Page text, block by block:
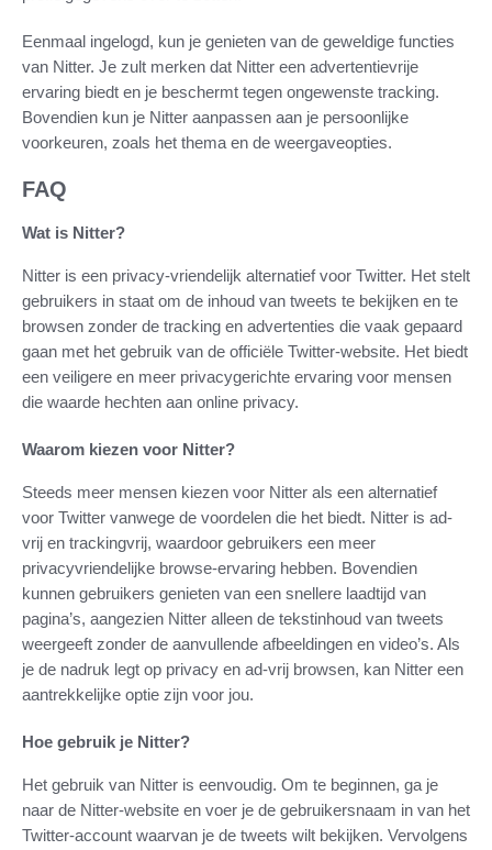
Eenmaal ingelogd, kun je genieten van de geweldige functies
van Nitter. Je zult merken dat Nitter een advertentievrije
ervaring biedt en je beschermt tegen ongewenste tracking.
Bovendien kun je Nitter aanpassen aan je persoonlijke
voorkeuren, zoals het thema en de weergaveopties.
FAQ
Wat is Nitter?
Nitter is een privacy-vriendelijk alternatief voor Twitter. Het stelt
gebruikers in staat om de inhoud van tweets te bekijken en te
browsen zonder de tracking en advertenties die vaak gepaard
gaan met het gebruik van de officiële Twitter-website. Het biedt
een veiligere en meer privacygerichte ervaring voor mensen
die waarde hechten aan online privacy.
Waarom kiezen voor Nitter?
Steeds meer mensen kiezen voor Nitter als een alternatief
voor Twitter vanwege de voordelen die het biedt. Nitter is ad-
vrij en trackingvrij, waardoor gebruikers een meer
privacyvriendelijke browse-ervaring hebben. Bovendien
kunnen gebruikers genieten van een snellere laadtijd van
pagina’s, aangezien Nitter alleen de tekstinhoud van tweets
weergeeft zonder de aanvullende afbeeldingen en video’s. Als
je de nadruk legt op privacy en ad-vrij browsen, kan Nitter een
aantrekkelijke optie zijn voor jou.
Hoe gebruik je Nitter?
Het gebruik van Nitter is eenvoudig. Om te beginnen, ga je
naar de Nitter-website en voer je de gebruikersnaam in van het
Twitter-account waarvan je de tweets wilt bekijken. Vervolgens